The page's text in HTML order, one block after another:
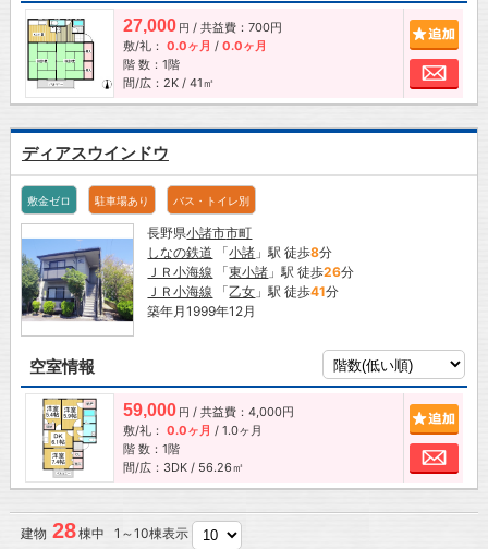
27,000 円 / 共益費：700円
敷/礼： 0.0ヶ月 / 0.0ヶ月
階 数：1階
間/広：2K / 41㎡
お
ディアスウインドウ
敷金ゼロ 駐車場あり バス・トイレ別
長野県小諸市市町
しなの鉄道 「小諸 」駅 徒歩8分
ＪＲ小海線 「東小諸 」駅 徒歩26分
ＪＲ小海線 「乙女 」駅 徒歩41分
築年月1999年12月
空室情報
59,000 円 / 共益費：4,000円
敷/礼： 0.0ヶ月 / 1.0ヶ月
階 数：1階
間/広：3DK / 56.26㎡
お
建物 28棟中 1～10棟表示